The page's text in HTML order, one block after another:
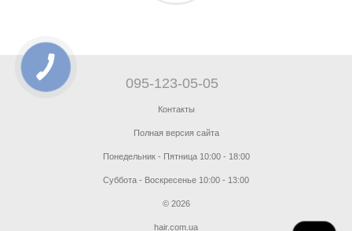
095-123-05-05
Контакты
Полная версия сайта
Понедельник - Пятница 10:00 - 18:00
Суббота - Воскресенье 10:00 - 13:00
© 2026
hair.com.ua